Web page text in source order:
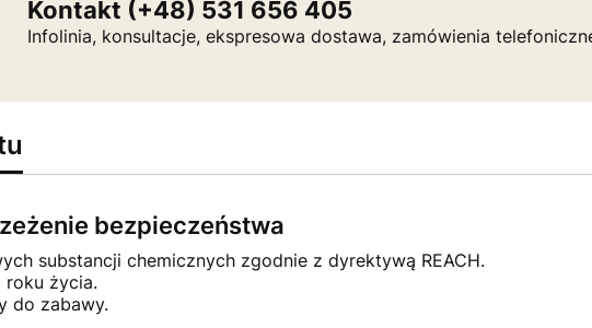
Kontakt (+48) 531 656 405
Infolinia, konsultacje, ekspresowa dostawa, zamówienia
bezpieczeństwa
substancji chemicznych zgodnie z dyrektywą REACH.
roku życia.
do zabawy.